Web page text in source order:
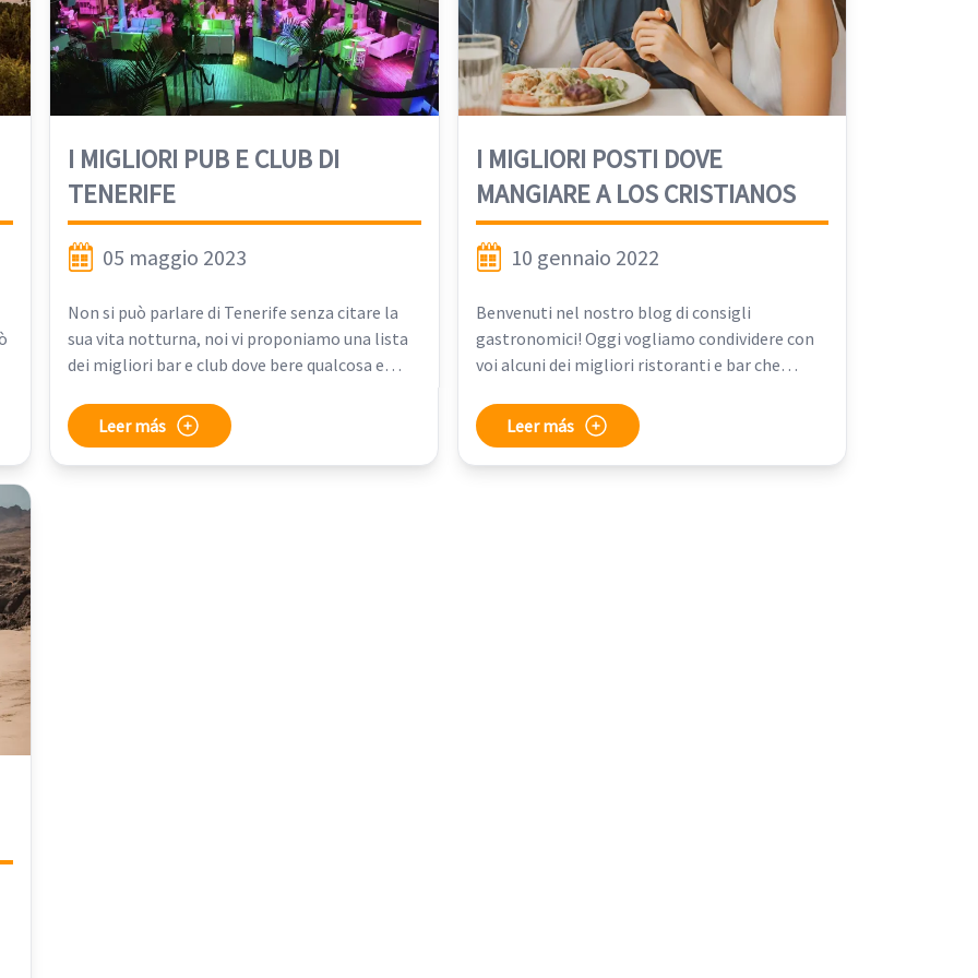
I MIGLIORI PUB E CLUB DI
TENERIFE
05 maggio 2023
Non si può parlare di Tenerife senza citare la
sua vita notturna, noi vi proponiamo una lista
dei migliori bar e club dove bere qualcosa e
contraddistinguono quest'isola e anche dove
continuare a ballare tutta la notte nei migliori
club con vista mare e vivi la vita notturna di
Leer más
I MIGLIORI POSTI DOVE
MANGIARE A LOS CRISTIANOS
10 gennaio 2022
Benvenuti nel nostro blog di consigli
gastronomici! Oggi vogliamo condividere con
voi alcuni dei migliori ristoranti e bar che
luogo noto per le sue bellissime spiagge e che
un tempo era un piccolo villaggio di pescatori,
cresciuto a un ritmo vertiginoso a causa il
Leer más